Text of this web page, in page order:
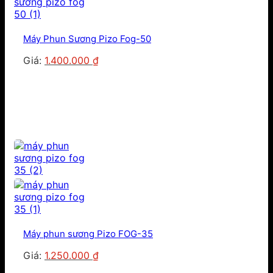
Máy Phun Sương Pizo Fog-50
Giá: Giá
1.400.000 ₫Giá
Máy phun sương Pizo FOG-35
Giá: Giá
1.250.000 ₫Giá